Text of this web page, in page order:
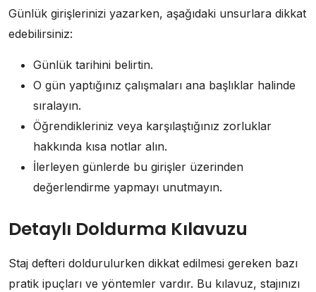
Günlük girişlerinizi yazarken, aşağıdaki unsurlara dikkat
edebilirsiniz:
Günlük tarihini belirtin.
O gün yaptığınız çalışmaları ana başlıklar halinde
sıralayın.
Öğrendikleriniz veya karşılaştığınız zorluklar
hakkında kısa notlar alın.
İlerleyen günlerde bu girişler üzerinden
değerlendirme yapmayı unutmayın.
Detaylı Doldurma Kılavuzu
Staj defteri doldurulurken dikkat edilmesi gereken bazı
pratik ipuçları ve yöntemler vardır. Bu kılavuz, stajınızı